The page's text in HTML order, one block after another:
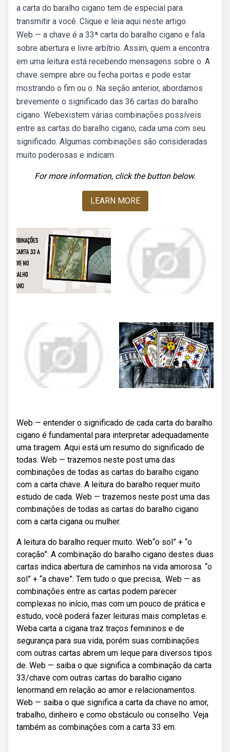
a carta do baralho cigano tem de especial para
transmitir a você. Clique e leia aqui neste artigo.
Web — a chave é a 33ª carta do baralho cigano e fala
sobre abertura e livre arbítrio. Assim, quem a encontra
em uma leitura está recebendo mensagens sobre o. A
chave sempre abre ou fecha portas e pode estar
mostrando o fim ou o. Na seção anterior, abordamos
brevemente o significado das 36 cartas do baralho
cigano. Webexistem várias combinações possíveis
entre as cartas do baralho cigano, cada uma com seu
significado. Algumas combinações são consideradas
muito poderosas e indicam.
For more information, click the button below.
LEARN MORE
Web — entender o significado de cada carta do baralho
cigano é fundamental para interpretar adequadamente
uma tiragem. Aqui está um resumo do significado de
todas. Web — trazemos neste post uma das
combinações de todas as cartas do baralho cigano
com a carta chave. A leitura do baralho requer muito
estudo de cada. Web — trazemos neste post uma das
combinações de todas as cartas do baralho cigano
com a carta cigana ou mulher.
A leitura do baralho requer muito. Web“o sol” + “o
coração”: A combinação do baralho cigano destes duas
cartas indica abertura de caminhos na vida amorosa. “o
sol” + “a chave”: Tem tudo o que precisa,. Web — as
combinações entre as cartas podem parecer
complexas no início, mas com um pouco de prática e
estudo, você poderá fazer leituras mais completas e.
Weba carta a cigana traz traços femininos e de
segurança para sua vida, porém suas combinações
com outras cartas abrem um leque para diversos tipos
de. Web — saiba o que significa a combinação da carta
33/chave com outras cartas do baralho cigano
lenormand em relação ao amor e relacionamentos.
Web — saiba o que significa a carta da chave no amor,
trabalho, dinheiro e como obstáculo ou conselho. Veja
também as combinações com a carta 33 em.